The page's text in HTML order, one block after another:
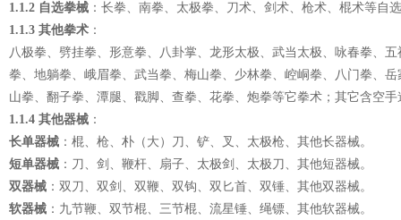
1.1.2 自选拳械 ：长拳、南拳、太极拳、刀术、剑术、枪术、棍术等自
1.1.3 其他拳术 ：
八极拳、劈挂拳、形意拳、八卦掌、龙形太极、武当太极、咏春拳、
拳、地躺拳、峨眉拳、武当拳、梅山拳、少林拳、崆峒拳、八门拳、
山拳、翻子拳、潭腿、戳脚、查拳、花拳、炮拳等它拳术；其它含空
1.1.4 其他器械 ：
长单器械 ：棍、枪、朴（大）刀、铲、叉、太极枪、其他长器械。
短单器械 ：刀、剑、鞭杆、扇子、太极剑、太极刀、其他短器械。
双器械 ：双刀、双剑、双鞭、双钩、双匕首、双锤、其他双器械。
软器械 ：九节鞭、双节棍、三节棍、流星锤、绳镖、其他软器械。